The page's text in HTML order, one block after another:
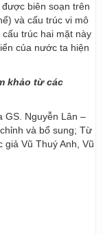
biên soạn trên
và cấu trúc vi mô
trúc hai mặt này
của nước ta hiện
khảo từ các
GS. Nguyễn Lân –
và bổ sung; Từ
Vũ Thuý Anh, Vũ